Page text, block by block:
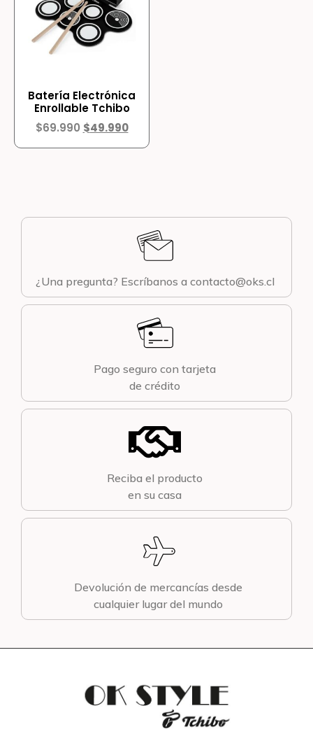
Batería Electrónica
Enrollable Tchibo
$69.990 $49.990
¿Una pregunta? Escríbanos a contacto@oks.cl
Pago seguro con tarjeta
de crédito
Reciba el producto
en su casa
Devolución de mercancías desde
cualquier lugar del mundo